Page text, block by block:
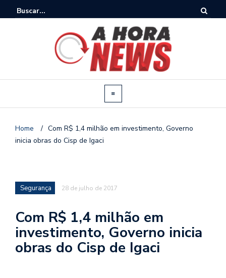
Home / Com R$ 1,4 milhão em investimento, Governo
inicia obras do Cisp de Igaci
Segurança 28 de julho de 2017
Com R$ 1,4 milhão em
investimento, Governo inicia
obras do Cisp de Igaci